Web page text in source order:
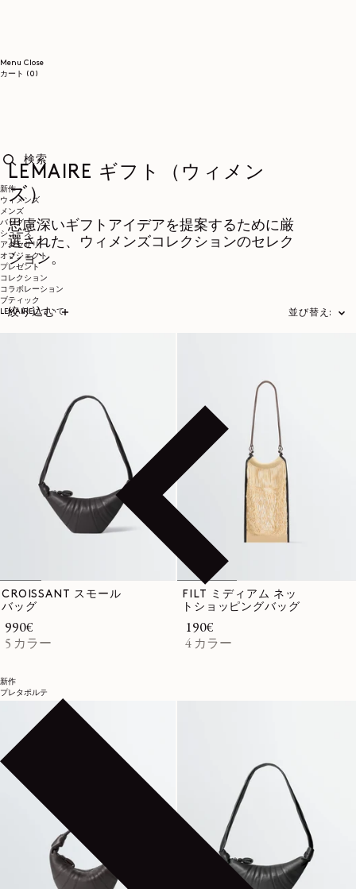
Menu Close
カート (0)
検索
新作
ウィメンズ
メンズ
バッグ
シューズ
アクセサリー
オブジェクト
プレゼント
コレクション
コラボレーション
ブティック
LEMAIREについて
新作
プレタポルテ
LEMAIRE ギフト（ウィメン
ズ）
思慮深いギフトアイデアを提案するために厳
選された、ウィメンズコレクションのセレク
ション。
絞り込む 並び替え:
CROISSANT スモール
バッグ
通常価格
990€
5 カラー
FILT ミディアム ネッ
トショッピングバッグ
通常価格
190€
4 カラー